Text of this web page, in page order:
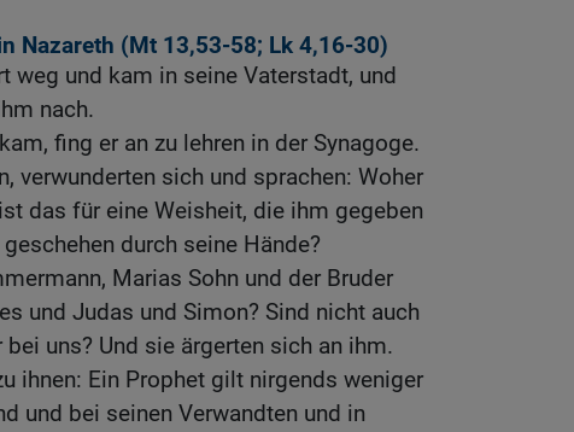
Nazareth (Mt 13,53-58; Lk 4,16-30)
weg und kam in seine Vaterstadt, und
nach.
fing er an zu lehren in der Synagoge.
verwunderten sich und sprachen: Woher
das für eine Weisheit, die ihm gegeben
durch seine Hände?
Marias Sohn und der Bruder
und Judas und Simon? Sind nicht auch
uns? Und sie ärgerten sich an ihm.
ihnen: Ein Prophet gilt nirgends weniger
und bei seinen Verwandten und in